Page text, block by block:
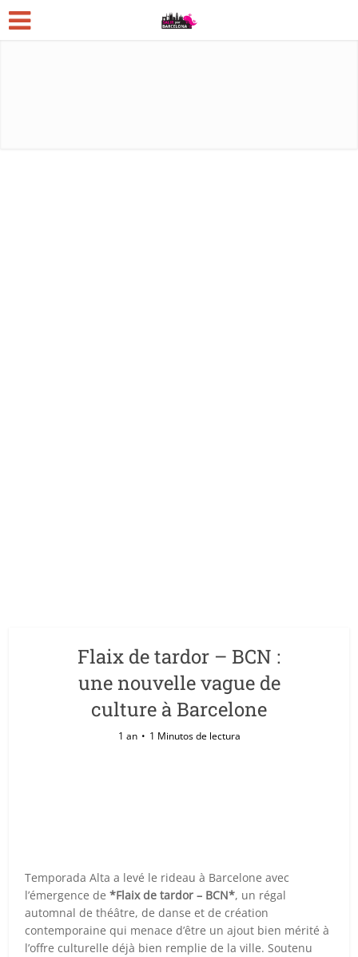
Flaix de tardor – BCN :
une nouvelle vague de
culture à Barcelone
1 an 1 Minutos de lectura
Temporada Alta a levé le rideau à Barcelone avec
l’émergence de*Flaix de tardor – BCN*, un régal
automnal de théâtre, de danse et de création
contemporaine qui menace d’être un ajout bien mérité à
l’offre culturelle déjà bien remplie de la ville. Soutenu